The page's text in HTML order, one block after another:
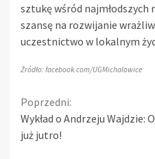
sztukę wśród najmłodszych
szansę na rozwijanie
uczestnictwo w lokalnym
Źródło: facebook.com/UGMichalowice
Continue
Reading
Poprzedni:
Wykład o Andrzeju Wajdzie:
już jutro!